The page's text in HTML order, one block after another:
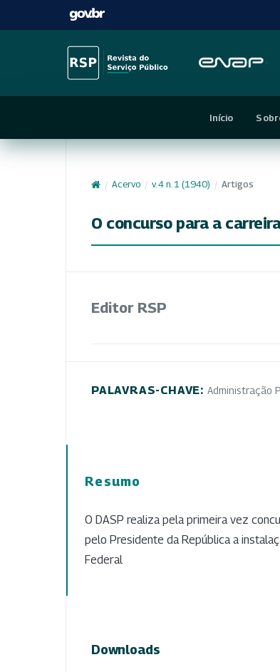
Início
/ Acervo / v. 4 n. 1 (1940) / Artigos
O concurso para a
Editor RSP
PALAVRAS-CHAVE: Administração
Resumo
O DASP realiza pela primeira vez
pelo Presidente da República a
Federal
Downloads